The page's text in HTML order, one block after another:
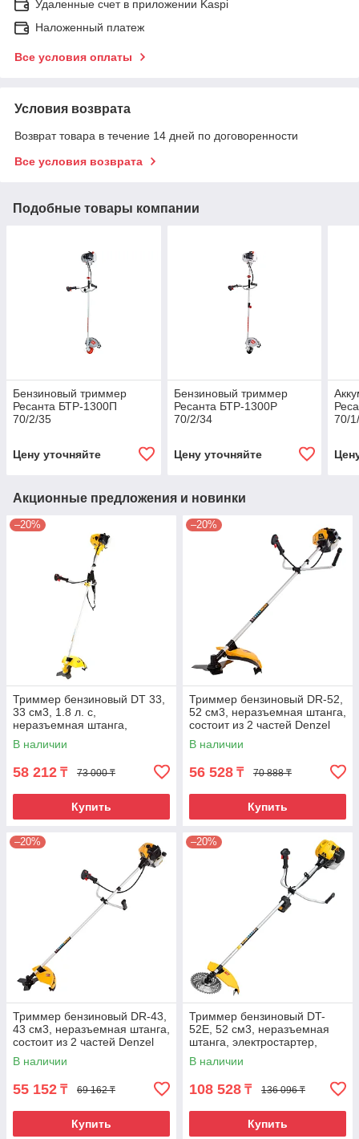
Удаленные счет в приложении Kaspi
Наложенный платеж
Все условия оплаты
Условия возврата
Возврат товара в течение 14 дней по договоренности
Все условия возврата
Подобные товары компании
Бензиновый триммер
Ресанта БТР-1300П
70/2/35
Цену уточняйте
Бензиновый триммер
Ресанта БТР-1300Р
70/2/34
Цену уточняйте
70/
Акционные предложения и новинки
–20%
Триммер бензиновый DT 33,
33 см3, 1.8 л. с,
неразъемная штанга,
состоит из 2 частей Denzel
В наличии
58 212 ₸ 73 000 ₸
Купить
–20%
Триммер бензиновый DR-52,
52 см3, неразъемная штанга,
состоит из 2 частей Denzel
В наличии
56 528 ₸ 70 888 ₸
Купить
–20%
Триммер бензиновый DR-43,
43 см3, неразъемная штанга,
состоит из 2 частей Denzel
В наличии
55 152 ₸ 69 162 ₸
Купить
–20%
Триммер бензиновый DT-
52E, 52 см3, неразъемная
штанга, электростартер,
состоит из 2 частей Denzel
В наличии
108 528 ₸ 136 096 ₸
Купить